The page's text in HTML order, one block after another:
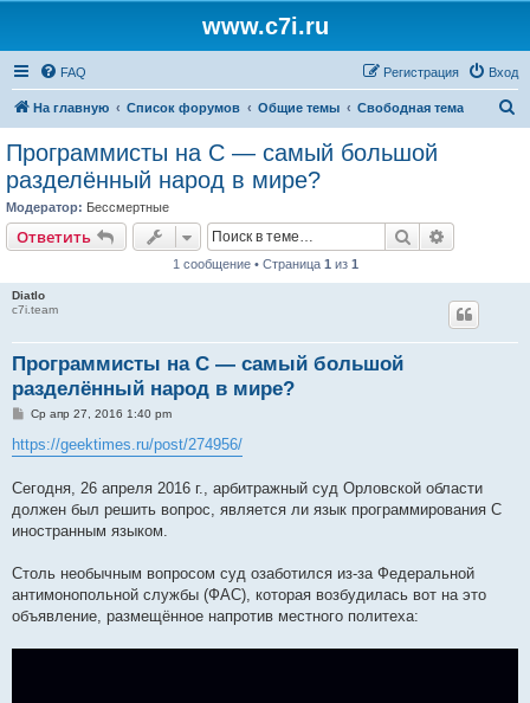
www.c7i.ru
FAQ Вход
Регистрация
На главную Список форумов Общие темы Свободная тема
Программисты на C — самый большой
разделённый народ в мире?
Модератор: Бессмертные
Ответить Поиск
1 сообщение • Страница 1 из 1
Diatlo
c7i.team
Программисты на C — самый большой
разделённый народ в мире?
С
о
б
е
н
и
е
Ср апр 27, 2016 1:40 pm
https://geektimes.ru/post/274956/
Сегодня, 26 апреля 2016 г., арбитражный суд Орловской области
должен был решить вопрос, является ли язык программирования C
иностранным языком.
Столь необычным вопросом суд озаботился из-за Федеральной
антимонопольной службы (ФАС), которая возбудилась вот на это
объявление, размещённое напротив местного политеха: